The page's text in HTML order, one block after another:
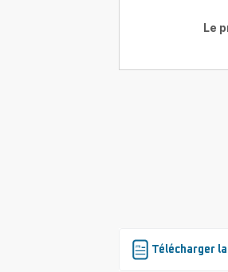
Le
Télécharger